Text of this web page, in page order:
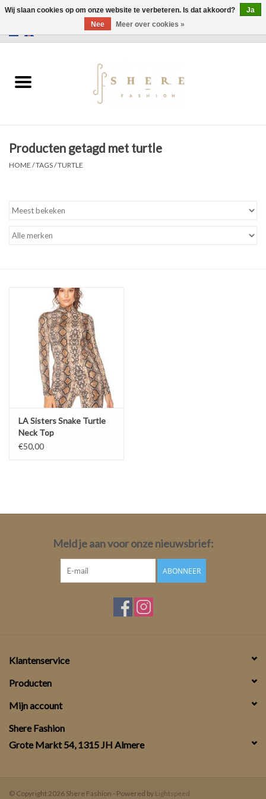
Jurken
Accessoires
Producten getagd met turtle
HOME /TAGS/TURTLE
LA Sisters Snake Turtle
Neck Top
€50,00
Meld je aan voor onze nieuwsbrief:
ABONNEER
Klantenservice
Producten
Mijn account
Shere Fashion
Grote Markt 54, 1315 JH Almere
© Copyright 2026 Shere Fashion - Powered by Lightspeed
Wij slaan cookies op om onze website te verbeteren. Is dat akkoord?
Ja
Nee
Meer over cookies »